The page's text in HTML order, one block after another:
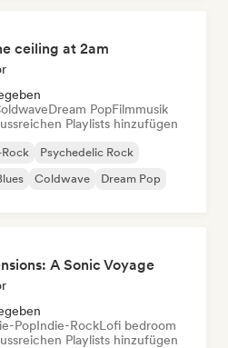
ceiling at 2am
Dream PopFilmmusik
Playlists hinzufügen
Psychedelic Rock
Coldwave Dream Pop
A Sonic Voyage
PopIndie-RockLofi bedroom
Playlists hinzufügen